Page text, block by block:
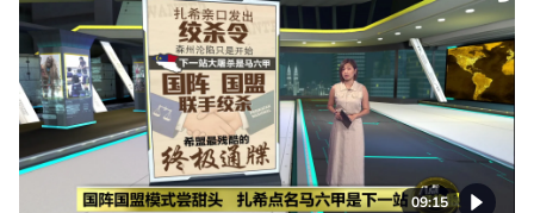
09:15